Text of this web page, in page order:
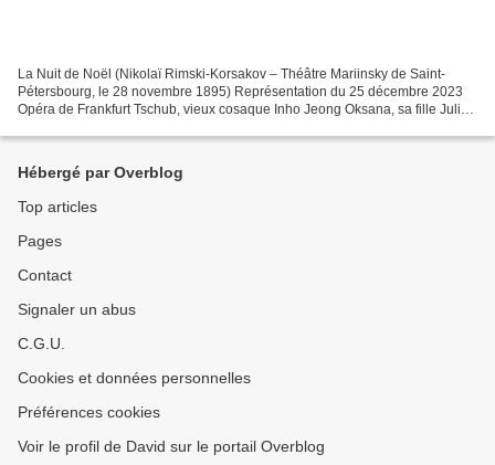
La Nuit de Noël (Nikolaï Rimski-Korsakov – Théâtre Mariinsky de Saint-
Pétersbourg, le 28 novembre 1895) Représentation du 25 décembre 2023
Opéra de Frankfurt Tschub, vieux cosaque Inho Jeong Oksana, sa fille Julia
Hébergé par Overblog
Top articles
Pages
Contact
Signaler un abus
C.G.U.
Cookies et données personnelles
Préférences cookies
Voir le profil de David sur le portail Overblog